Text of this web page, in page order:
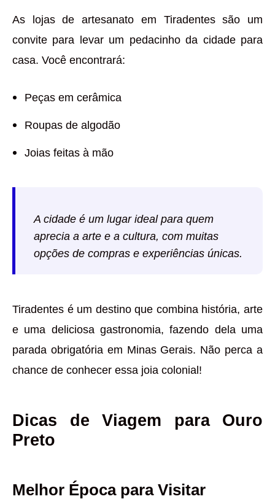
As lojas de artesanato em Tiradentes são um
convite para levar um pedacinho da cidade para
casa. Você encontrará:
Peças em cerâmica
Roupas de algodão
Joias feitas à mão
A cidade é um lugar ideal para quem
aprecia a arte e a cultura, com muitas
opções de compras e experiências únicas.
Tiradentes é um destino que combina história, arte
e uma deliciosa gastronomia, fazendo dela uma
parada obrigatória em Minas Gerais. Não perca a
chance de conhecer essa joia colonial!
Dicas de Viagem para Ouro
Preto
Melhor Época para Visitar